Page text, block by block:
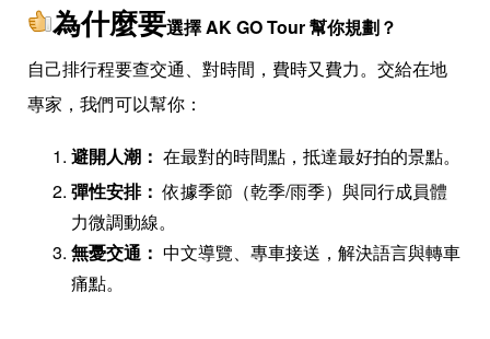
為什麼要選擇 AK GO Tour 幫你規劃？
自己排行程要查交通、對時間，費時又費力。交給在地
專家，我們可以幫你：
避開人潮： 在最對的時間點，抵達最好拍的景點。
彈性安排： 依據季節（乾季/雨季）與同行成員體
力微調動線。
無憂交通： 中文導覽、專車接送，解決語言與轉車
痛點。